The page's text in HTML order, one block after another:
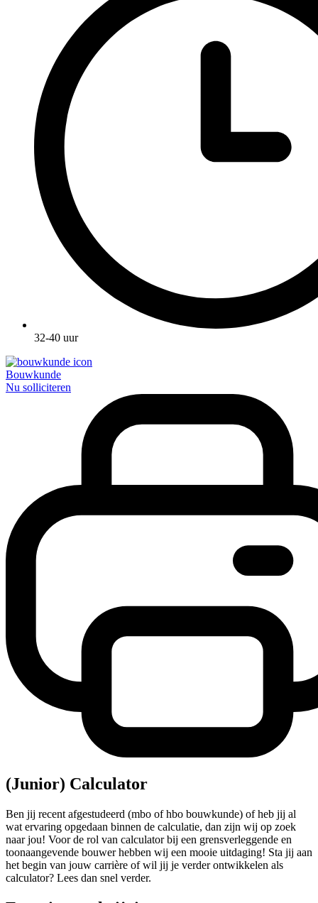
32-40 uur
Bouwkunde
Nu solliciteren
(Junior) Calculator
Ben jij recent afgestudeerd (mbo of hbo bouwkunde) of heb jij al
wat ervaring opgedaan binnen de calculatie, dan zijn wij op zoek
naar jou! Voor de rol van calculator bij een grensverleggende en
toonaangevende bouwer hebben wij een mooie uitdaging! Sta jij aan
het begin van jouw carrière of wil jij je verder ontwikkelen als
calculator? Lees dan snel verder.